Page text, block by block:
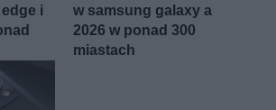
i
w samsung galaxy a
2026 w ponad 300
miastach